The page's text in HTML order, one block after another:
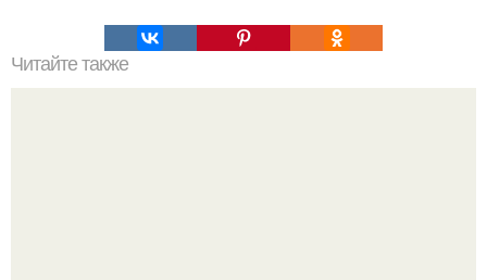
Читайте также